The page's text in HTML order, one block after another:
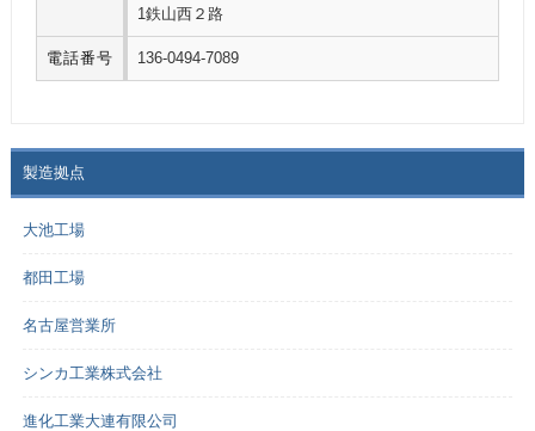
1鉄山西２路
電話番号 136-0494-7089
製造拠点
大池工場
都田工場
名古屋営業所
シンカ工業株式会社
進化工業大連有限公司